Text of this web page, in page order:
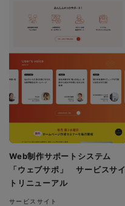
Web制作サポートシステム
「ウェブサポ」 サービスサイ
トリニューアル
サービスサイト